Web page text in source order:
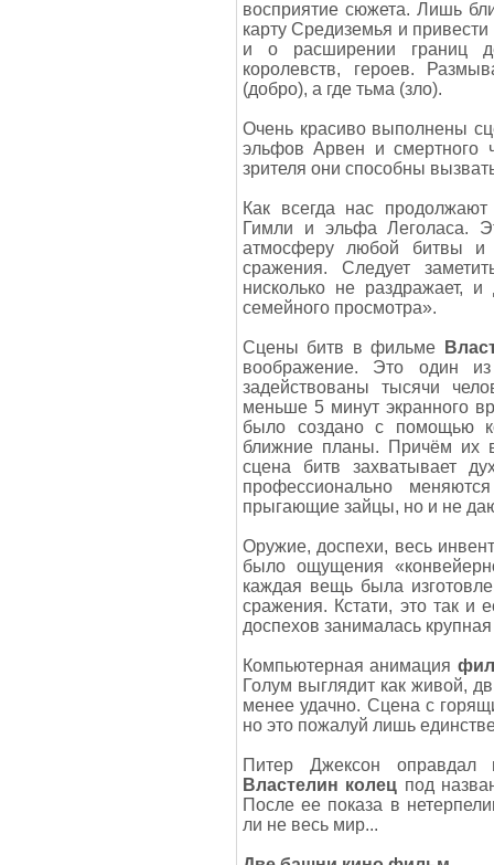
восприятие сюжета. Лишь
карту Средиземья и
и о расширении границ
королевств, героев.
(добро), а где тьма (зло).
Очень красиво выполнены
эльфов Арвен и смертного
зрителя они способны
Как всегда нас продолжают
Гимли и эльфа Леголаса.
атмосферу любой битвы
сражения. Следует
нисколько не раздражает,
семейного просмотра».
Сцены битв в фильме
воображение. Это один
задействованы тысячи
меньше 5 минут экранного
было создано с помощью
ближние планы. Причём их
сцена битв захватывает
профессионально
прыгающие зайцы, но и не
Оружие, доспехи, весь
было ощущения
каждая вещь была
сражения. Кстати, это так и
доспехов занималась
Компьютерная анимация
Голум выглядит как живой,
менее удачно. Сцена с
но это пожалуй лишь
Питер Джексон оправдал
Властелин колец под
После ее показа в
ли не весь мир...